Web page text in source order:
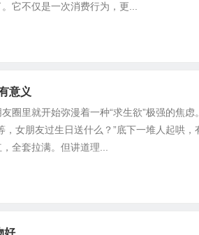
它不仅是一次消费行为，更...
意义
圈里就开始弥漫着一种“求生欲”极强的焦虑
，女朋友过生日送什么？”底下一堆人起哄，
全套拉满。但讲道理...
好